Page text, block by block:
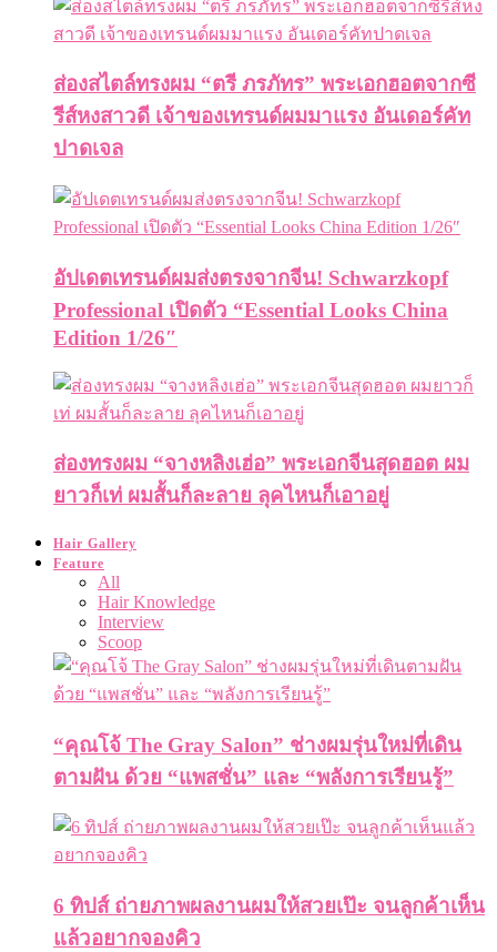
ส่องสไตล์ทรงผม “ตรี ภรภัทร” พระเอกฮอตจากซี
รีส์หงสาวดี เจ้าของเทรนด์ผมมาแรง อันเดอร์คัท
ปาดเจล
อัปเดตเทรนด์ผมส่งตรงจากจีน! Schwarzkopf
Professional เปิดตัว “Essential Looks China
Edition 1/26″
ส่องทรงผม “จางหลิงเฮ่อ” พระเอกจีนสุดฮอต ผม
ยาวก็เท่ ผมสั้นก็ละลาย ลุคไหนก็เอาอยู่
Hair Gallery
Feature
All
Hair Knowledge
Interview
Scoop
“คุณโจ้ The Gray Salon” ช่างผมรุ่นใหม่ที่เดิน
ตามฝัน ด้วย “แพสชั่น” และ “พลังการเรียนรู้”
6 ทิปส์ ถ่ายภาพผลงานผมให้สวยเป๊ะ จนลูกค้าเห็น
แล้วอยากจองคิว